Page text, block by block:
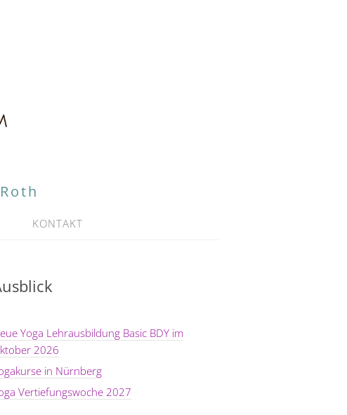
KONTAKT
Yoga Lehrausbildung Basic BDY im
2026
in Nürnberg
Vertiefungswoche 2027